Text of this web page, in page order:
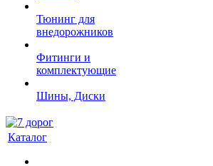
Тюнинг для
внедорожников
Фитинги и
комплектующие
Шины, Диски
Каталог